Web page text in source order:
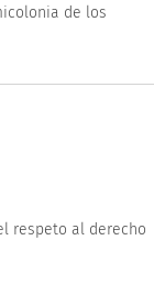
de los
respeto al derecho